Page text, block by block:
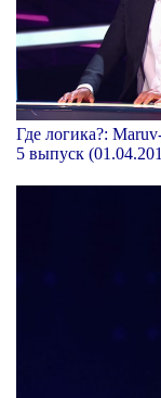
Где логика?:
5 выпуск